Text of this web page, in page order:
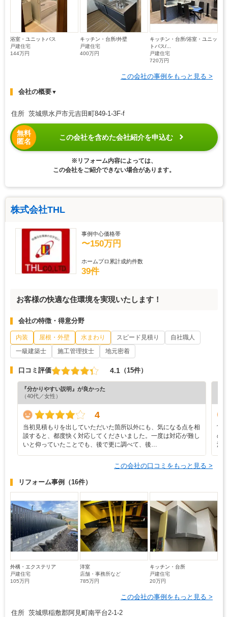
浴室・ユニットバス
戸建住宅
144万円
キッチン・台所/外壁
戸建住宅
400万円
キッチン・台所/浴室・ユニッ
トバス/...
戸建住宅
720万円
この会社の事例をもっと見る >
会社の概要▼
住所 茨城県水戸市元吉田町849-1-3F-f
無料
匿名
この会社を含めた会社紹介を申込む
※リフォーム内容によっては、
この会社をご紹介できない場合があります。
株式会社THL
事例中心価格帯
〜150万円
ホームプロ累計成約件数
39件
お客様の快適な住環境を実現いたします！
会社の特徴・得意分野
内装 屋根・外壁 水まわり スピード見積り
自社職人
一級建築士
施工管理技士 地元密着
口コミ評価 4.1 （15件）
『分かりやすい説明』が良かった
（40代／女性）
4
当初見積もりを出していただいた箇所以外にも、気になる点を相
談すると、都度快く対応してくださいました。一度は対応が難し
いと仰っていたことでも、後で更に調べて、後…
営
の
渡
この会社の口コミをもっと見る >
リフォーム事例 （16件）
外構・エクステリア
戸建住宅
105万円
洋室
店舗・事務所など
785万円
キッチン・台所
戸建住宅
20万円
この会社の事例をもっと見る >
住所 茨城県稲敷郡阿見町南平台2-1-2